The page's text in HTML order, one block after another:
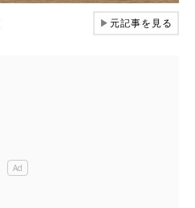
▶元記事を見る